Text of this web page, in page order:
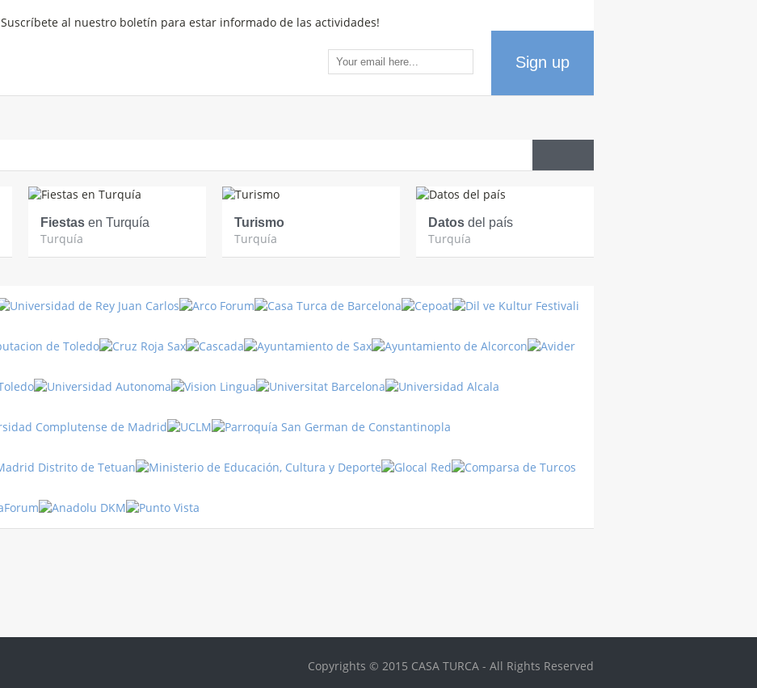
Suscríbete al nuestro boletín para estar informado de las actividades!
Sign up
Fiestas en Turquía
Turquía
Turismo
Turquía
Datos del país
Turquía
Copyrights © 2015 CASA TURCA - All Rights Reserved